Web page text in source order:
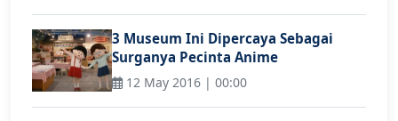
3 Museum Ini Dipercaya Sebagai
Surganya Pecinta Anime
12 May 2016 | 00:00